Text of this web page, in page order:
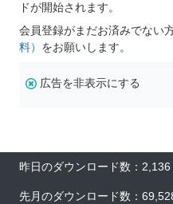
ドが開始されます。
会員登録がまだお済みでない方
料） をお願いします。
広告を非表示にする
昨日のダウンロード数：2,136
先月のダウンロード数：